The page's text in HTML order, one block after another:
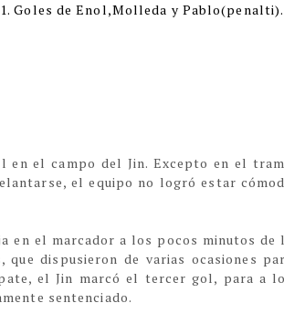
Goles de Enol,Molleda y Pablo(penalti).
el campo del Jin. Excepto en el
el equipo no logró estar
en el marcador a los pocos minutos de
dispusieron de varias ocasiones
el Jin marcó el tercer gol, para a
sentenciado.